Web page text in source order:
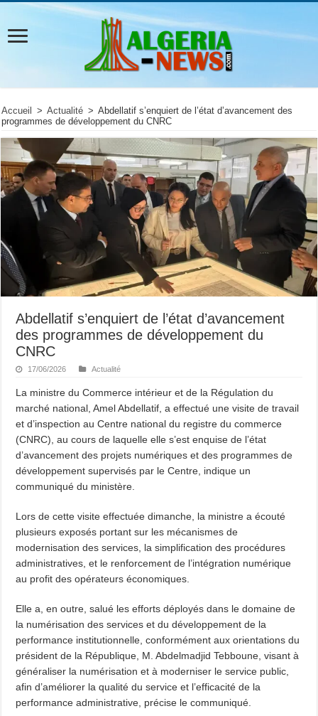
Accueil > Actualité > Abdellatif s’enquiert de l’état d’avancement des
programmes de développement du CNRC
Abdellatif s’enquiert de l’état d’avancement
des programmes de développement du
CNRC
17/06/2026 Actualité
La ministre du Commerce intérieur et de la Régulation du
marché national, Amel Abdellatif, a effectué une visite de travail
et d’inspection au Centre national du registre du commerce
(CNRC), au cours de laquelle elle s’est enquise de l’état
d’avancement des projets numériques et des programmes de
développement supervisés par le Centre, indique un
communiqué du ministère.
Lors de cette visite effectuée dimanche, la ministre a écouté
plusieurs exposés portant sur les mécanismes de
modernisation des services, la simplification des procédures
administratives, et le renforcement de l’intégration numérique
au profit des opérateurs économiques.
Elle a, en outre, salué les efforts déployés dans le domaine de
la numérisation des services et du développement de la
performance institutionnelle, conformément aux orientations du
président de la République, M. Abdelmadjid Tebboune, visant à
généraliser la numérisation et à moderniser le service public,
afin d’améliorer la qualité du service et l’efficacité de la
performance administrative, précise le communiqué.